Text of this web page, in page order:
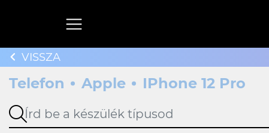
VISSZA
Telefon Apple IPhone 12 Pro